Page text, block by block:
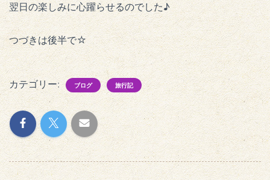
翌日の楽しみに心躍らせるのでした♪
つづきは後半で☆
カテゴリー: ブログ 旅行記